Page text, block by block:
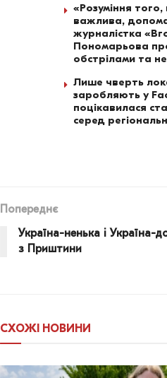
«Розуміння
важлива,
журналістка
Пономарьова
обстрілами та
Лише чверть
заробляють у
поцікавилася
серед
Попереднє
Україна-ненька і Україна-
з Приштини
СХОЖІ НОВИНИ